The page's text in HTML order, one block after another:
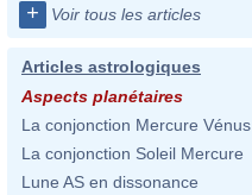
+ Voir tous les articles
Articles astrologiques
Aspects planétaires
La conjonction Mercure Vénus
La conjonction Soleil Mercure
Lune AS en dissonance